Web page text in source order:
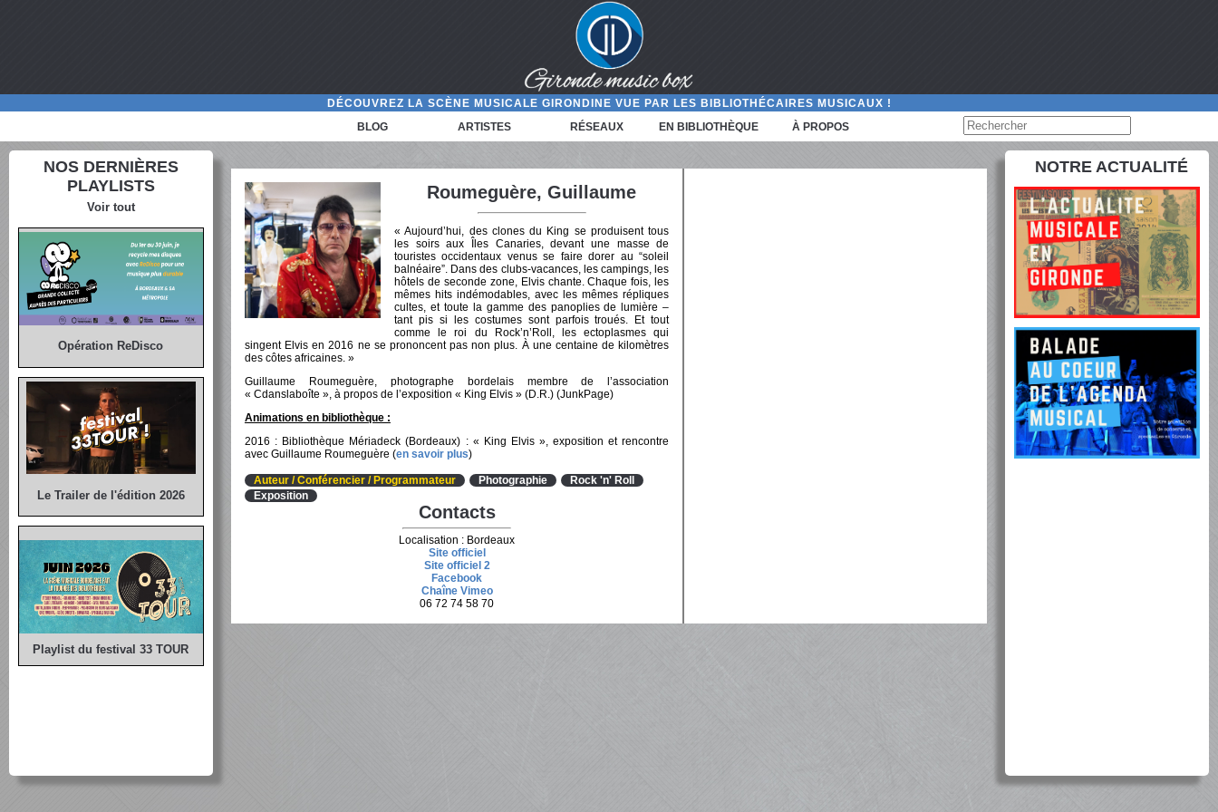
DÉCOUVREZ LA SCÈNE MUSICALE GIRONDINE VUE PAR LES BIBLIOTHÉCAIRES MUSICAUX !
BLOG
ARTISTES RÉSEAUX EN BIBLIOTHÈQUE À PROPOS
NOS DERNIÈRES
PLAYLISTS
Voir tout
Opération ReDisco
Le Trailer de l'édition 2026
Playlist du festival 33 TOUR
Roumeguère, Guillaume
« Aujourd’hui, des clones du King se produisent tous
les soirs aux Îles Canaries, devant une masse de
touristes occidentaux venus se faire dorer au “soleil
balnéaire”. Dans des clubs-vacances, les campings, les
hôtels de seconde zone, Elvis chante. Chaque fois, les
mêmes hits indémodables, avec les mêmes répliques
cultes, et toute la gamme des panoplies de lumière –
tant pis si les costumes sont parfois troués. Et tout
comme le roi du Rock’n’Roll, les ectoplasmes qui
singent Elvis en 2016 ne se prononcent pas non plus. À une centaine de kilomètres
des côtes africaines. »
Guillaume Roumeguère, photographe bordelais membre de l’association
« Cdanslaboîte », à propos de l’exposition « King Elvis » (D.R.) (JunkPage)
Animations en bibliothèque :
2016 : Bibliothèque Mériadeck (Bordeaux) : « King Elvis », exposition et rencontre
avec Guillaume Roumeguère (en savoir plus)
Auteur / Conférencier / Programmateur Photographie
Rock 'n' Roll
Exposition
Contacts
Localisation : Bordeaux
Site officiel
Site officiel 2
Facebook
Chaîne Vimeo
06 72 74 58 70
NOTRE ACTUALITÉ